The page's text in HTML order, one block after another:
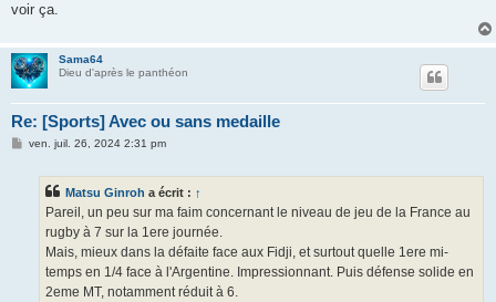
voir ça.
Sama64
Dieu d'après le panthéon
Re: [Sports] Avec ou sans medaille
Mven. juil. 26, 2024 2:31 pm
Matsu Ginroh a écrit : ↑
Pareil, un peu sur ma faim concernant le niveau de jeu de la France au
rugby à 7 sur la 1ere journée.
Mais, mieux dans la défaite face aux Fidji, et surtout quelle 1ere mi-
temps en 1/4 face à l'Argentine. Impressionnant. Puis défense solide en
2eme MT, notamment réduit à 6.